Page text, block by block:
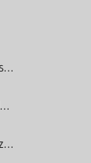
Designleiste / Abschlussleiste
Schönox SLK Montagekleber
Espada Aquawall® - Holzoptik Made in Germany